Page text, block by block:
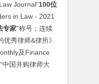
Journal“100位
in Law - 2021
专家”称号；连续
秀律师&律所》
及Finance
中国并购律师大